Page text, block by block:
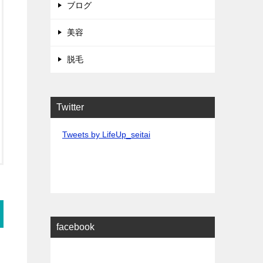
ブログ
美容
脱毛
Twitter
Tweets by LifeUp_seitai
facebook